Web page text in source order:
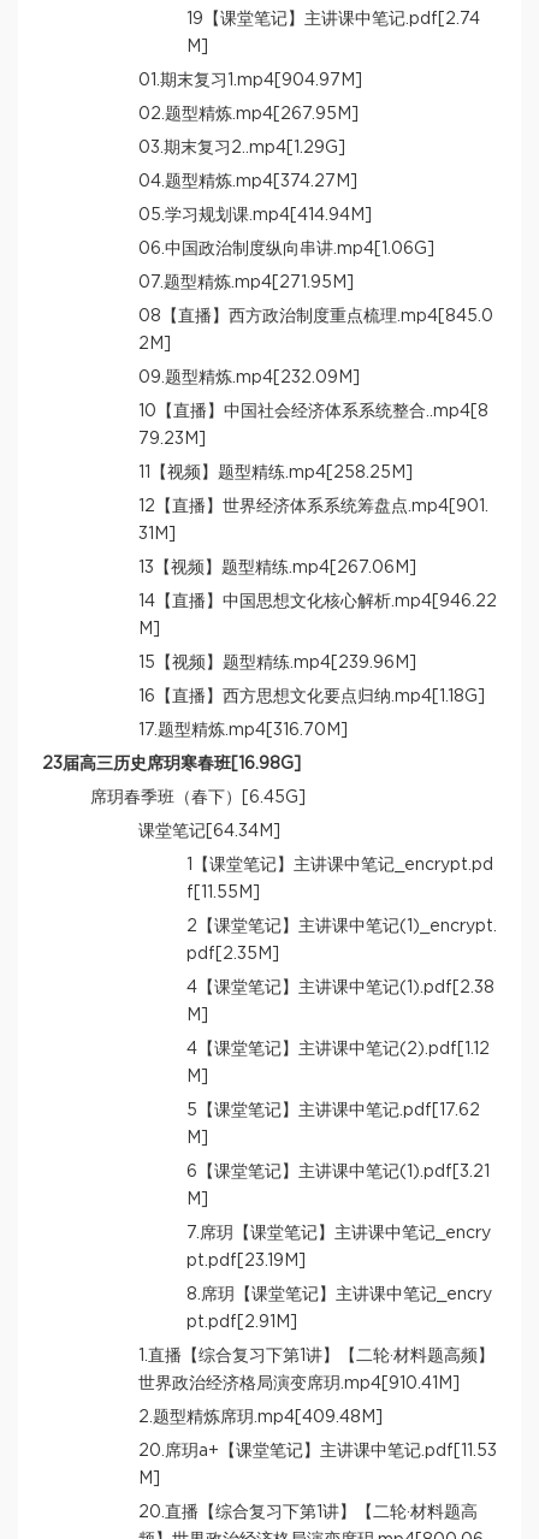
19【课堂笔记】主讲课中笔记.pdf[2.74
M]
01.期末复习1.mp4[904.97M]
02.题型精炼.mp4[267.95M]
03.期末复习2..mp4[1.29G]
04.题型精炼.mp4[374.27M]
05.学习规划课.mp4[414.94M]
06.中国政治制度纵向串讲.mp4[1.06G]
07.题型精炼.mp4[271.95M]
08【直播】西方政治制度重点梳理.mp4[845.0
2M]
09.题型精炼.mp4[232.09M]
10【直播】中国社会经济体系系统整合..mp4[8
79.23M]
11【视频】题型精练.mp4[258.25M]
12【直播】世界经济体系系统筹盘点.mp4[901.
31M]
13【视频】题型精练.mp4[267.06M]
14【直播】中国思想文化核心解析.mp4[946.22
M]
15【视频】题型精练.mp4[239.96M]
16【直播】西方思想文化要点归纳.mp4[1.18G]
17.题型精炼.mp4[316.70M]
23届高三历史席玥寒春班[16.98G]
席玥春季班（春下）[6.45G]
课堂笔记[64.34M]
1【课堂笔记】主讲课中笔记_encrypt.pd
f[11.55M]
2【课堂笔记】主讲课中笔记(1)_encrypt.
pdf[2.35M]
4【课堂笔记】主讲课中笔记(1).pdf[2.38
M]
4【课堂笔记】主讲课中笔记(2).pdf[1.12
M]
5【课堂笔记】主讲课中笔记.pdf[17.62
M]
6【课堂笔记】主讲课中笔记(1).pdf[3.21
M]
7.席玥【课堂笔记】主讲课中笔记_encry
pt.pdf[23.19M]
8.席玥【课堂笔记】主讲课中笔记_encry
pt.pdf[2.91M]
1.直播【综合复习下第1讲】【二轮·材料题高频】
世界政治经济格局演变席玥.mp4[910.41M]
2.题型精炼席玥.mp4[409.48M]
20.席玥a+【课堂笔记】主讲课中笔记.pdf[11.53
M]
20.直播【综合复习下第1讲】【二轮·材料题高